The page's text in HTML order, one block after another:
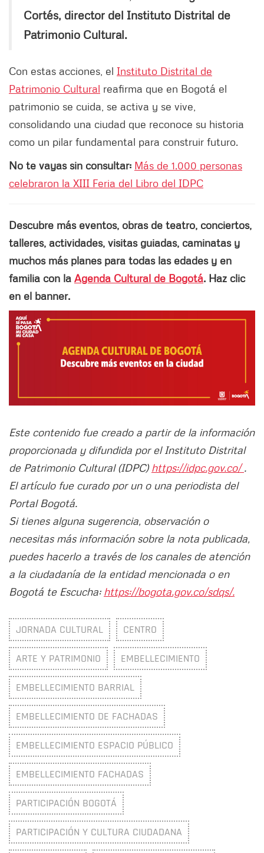
Cortés, director del Instituto Distrital de
Patrimonio Cultural.
Con estas acciones, el Instituto Distrital de
Patrimonio Cultural reafirma que en Bogotá el
patrimonio se cuida, se activa y se vive,
consolidando una ciudad que reconoce su historia
como un pilar fundamental para construir futuro.
No te vayas sin consultar: Más de 1.000 personas
celebraron la XIII Feria del Libro del IDPC
Descubre más eventos, obras de teatro, conciertos,
talleres, actividades, visitas guiadas, caminatas y
muchos más planes para todas las edades y en
familia con la Agenda Cultural de Bogotá. Haz clic
en el banner.
Este contenido fue creado a partir de la información
proporcionada y difundida por el Instituto Distrital
de Patrimonio Cultural (IDPC) https://idpc.gov.co/.
El artículo fue curado por un o una periodista del
Portal Bogotá.
Si tienes alguna sugerencia, observación o
necesitas más información sobre la nota publicada,
puedes hacerlo a través de los canales de atención
a la ciudadanía de la entidad mencionada o en
Bogotá te Escucha: https://bogota.gov.co/sdqs/.
JORNADA CULTURAL CENTRO
ARTE Y PATRIMONIO EMBELLECIMIENTO
EMBELLECIMIENTO BARRIAL
EMBELLECIMIENTO DE FACHADAS
EMBELLECIMIENTO ESPACIO PÚBLICO
EMBELLECIMIENTO FACHADAS
PARTICIPACIÓN BOGOTÁ
PARTICIPACIÓN Y CULTURA CIUDADANA